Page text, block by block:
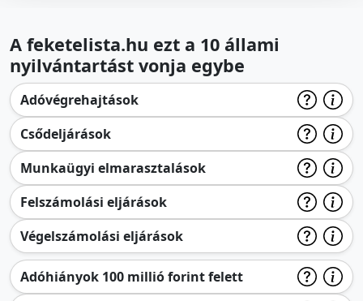
A feketelista.hu ezt a 10 állami
nyilvántartást vonja egybe
Adóvégrehajtások
Csődeljárások
Munkaügyi elmarasztalások
Felszámolási eljárások
Végelszámolási eljárások
Adóhiányok 100 millió forint felett